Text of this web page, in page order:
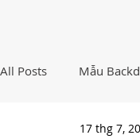
All Posts Mẫu
Free Vectors17 thg 7,